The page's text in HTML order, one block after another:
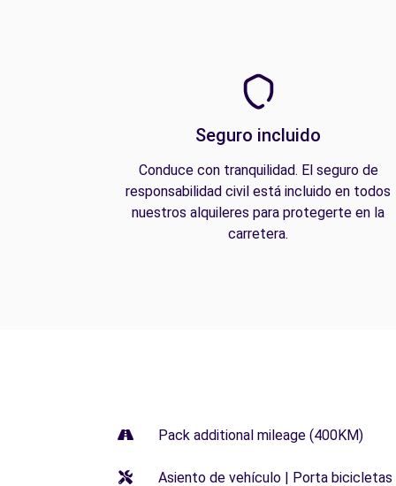
Seguro incluido
Conduce con tranquilidad. El seguro de
responsabilidad civil está incluido en todos
nuestros alquileres para protegerte en la
carretera.
Pack additional mileage (400KM)
Asiento de vehículo | Porta bicicletas